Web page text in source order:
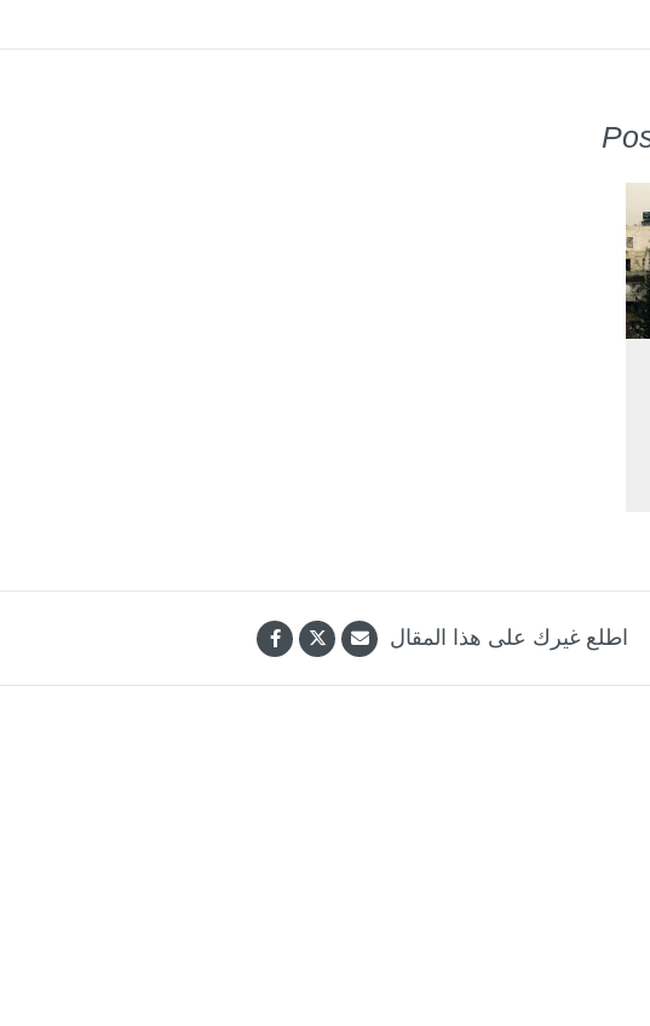
اطلع غيرك على هذا المقال